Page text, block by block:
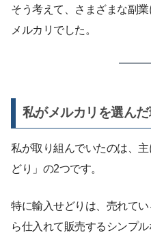
そう考えて、さまざまな副
メルカリでした。
私がメルカリを選ん
私が取り組んでいたのは、
どり」の2つです。
特に輸入せどりは、売れて
ら仕入れて販売するシンプル